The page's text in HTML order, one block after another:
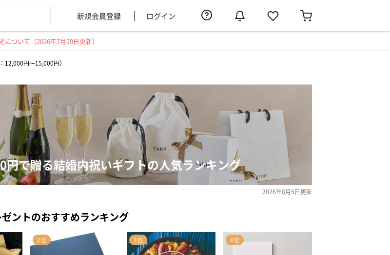
新規会員登録 ログイン
ついて（2026年7月29日更新）
12,000円〜15,000円）
円で贈る結婚内祝いギフトの人気ランキング
2026年8月5日更新
ントのおすすめランキング